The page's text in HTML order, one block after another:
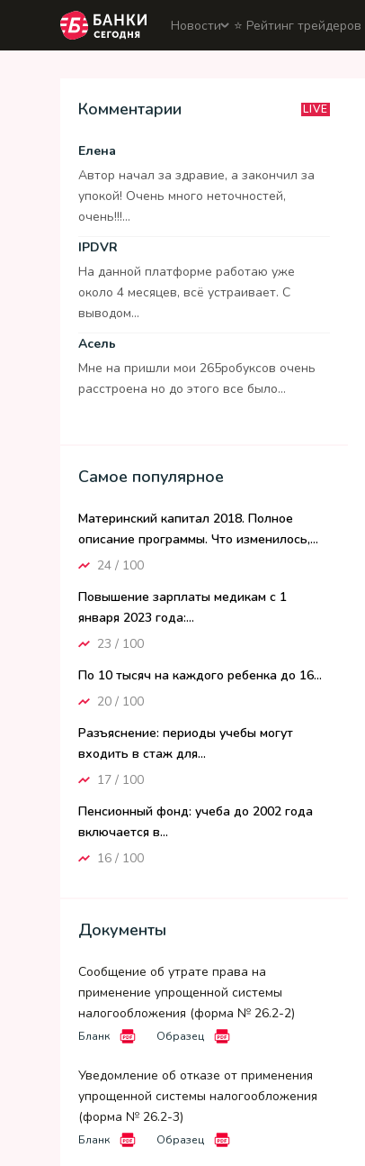
Новости ⭐️ Рейтинг трейдеров
Комментарии LIVE
Елена
Автор начал за здравие, а закончил за
упокой! Очень много неточностей,
очень!!!...
IPDVR
На данной платформе работаю уже
около 4 месяцев, всё устраивает. С
выводом...
Асель
Мне на пришли мои 265робуксов очень
расстроена но до этого все было...
Самое популярное
Материнский капитал 2018. Полное
описание программы. Что изменилось,...
24 / 100
Повышение зарплаты медикам с 1
января 2023 года:...
23 / 100
По 10 тысяч на каждого ребенка до 16...
20 / 100
Разъяснение: периоды учебы могут
входить в стаж для...
17 / 100
Пенсионный фонд: учеба до 2002 года
включается в...
16 / 100
Документы
Сообщение об утрате права на
применение упрощенной системы
налогообложения (форма № 26.2-2)
Бланк Образец
Уведомление об отказе от применения
упрощенной системы налогообложения
(форма № 26.2-3)
Бланк Образец